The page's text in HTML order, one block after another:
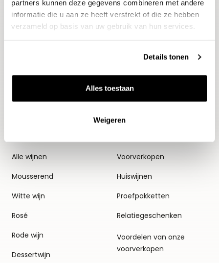
partners kunnen deze gegevens combineren met andere
informatie die u aan ze heeft verstrekt of die ze hebben
verzameld op basis van uw gebruik van hun services.
Details tonen
Alles toestaan
Weigeren
Aanmelden
Alle wijnen
Mousserend
Witte wijn
Rosé
Rode wijn
Dessertwijn
Thema's
Voorverkopen
Huiswijnen
Proefpakketten
Relatiegeschenken
Voordelen van onze
voorverkopen